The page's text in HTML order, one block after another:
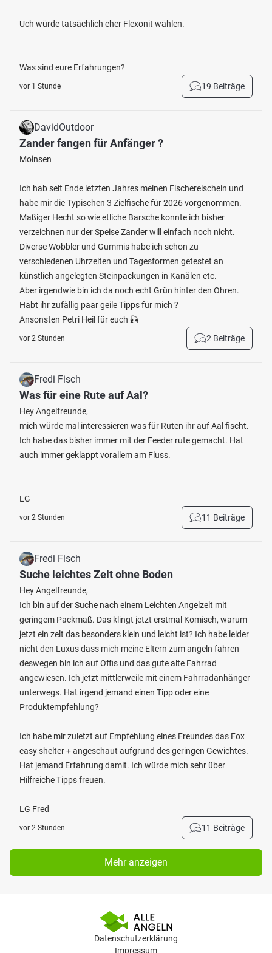
Uch würde tatsächlich eher Flexonit wählen.
Was sind eure Erfahrungen?
vor 1 Stunde 19 Beiträge
DavidOutdoor
Zander fangen für Anfänger ?
Moinsen
Ich hab seit Ende letzten Jahres meinen Fischereischein und
habe mir die Typischen 3 Zielfische für 2026 vorgenommen.
Maßiger Hecht so wie etliche Barsche konnte ich bisher
verzeichnen nur der Speise Zander will einfach noch nicht.
Diverse Wobbler und Gummis habe ich schon zu
verschiedenen Uhrzeiten und Tagesformen getestet an
künstlich angelegten Steinpackungen in Kanälen etc.
Aber irgendwie bin ich da noch echt Grün hinter den Ohren.
Habt ihr zufällig paar geile Tipps für mich ?
Ansonsten Petri Heil für euch 🎣
vor 2 Stunden 2 Beiträge
Fredi Fisch
Was für eine Rute auf Aal?
Hey Angelfreunde,
mich würde mal interessieren was für Ruten ihr auf Aal fischt.
Ich habe das bisher immer mit der Feeder rute gemacht. Hat
auch immer geklappt vorallem am Fluss.
LG
vor 2 Stunden 11 Beiträge
Fredi Fisch
Suche leichtes Zelt ohne Boden
Hey Angelfreunde,
Ich bin auf der Suche nach einem Leichten Angelzelt mit
geringem Packmaß. Das klingt jetzt erstmal Komisch, warum
jetzt ein zelt das besonders klein und leicht ist? Ich habe leider
nicht den Luxus dass mich meine Eltern zum angeln fahren
deswegen bin ich auf Offis und das gute alte Fahrrad
angewiesen. Ich jetzt mittlerweile mit einem Fahrradanhänger
unterwegs. Hat irgend jemand einen Tipp oder eine
Produktempfehlung?
Ich habe mir zuletzt auf Empfehlung eines Freundes das Fox
easy shelter + angeschaut aufgrund des geringen Gewichtes.
Hat jemand Erfahrung damit. Ich würde mich sehr über
Hilfreiche Tipps freuen.
LG Fred
vor 2 Stunden 11 Beiträge
Mehr anzeigen
Datenschutzerklärung
Impressum